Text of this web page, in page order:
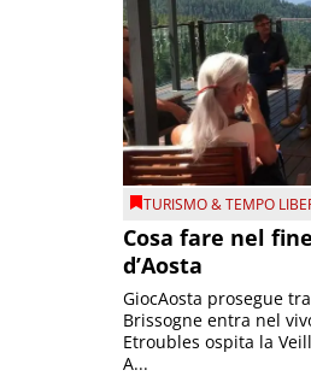
TURISMO & TEMPO
Cosa fare nel
d’Aosta
GiocAosta prosegue
Brissogne entra nel
Etroubles ospita la
A...